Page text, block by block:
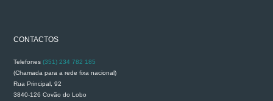
CONTACTOS
Telefones(351) 234 782 185
(Chamada para a rede fixa nacional)
Rua Principal, 92
3840-126 Covão do Lobo